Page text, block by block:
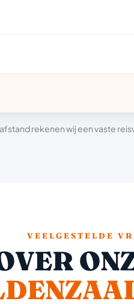
rekenen wij een vaste
VEELGESTELDE